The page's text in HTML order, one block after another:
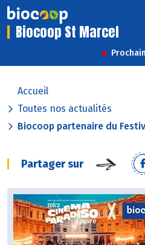
Biocoop St Marcel
Accueil
Toutes nos actualités
Biocoop partenaire du
Partager sur